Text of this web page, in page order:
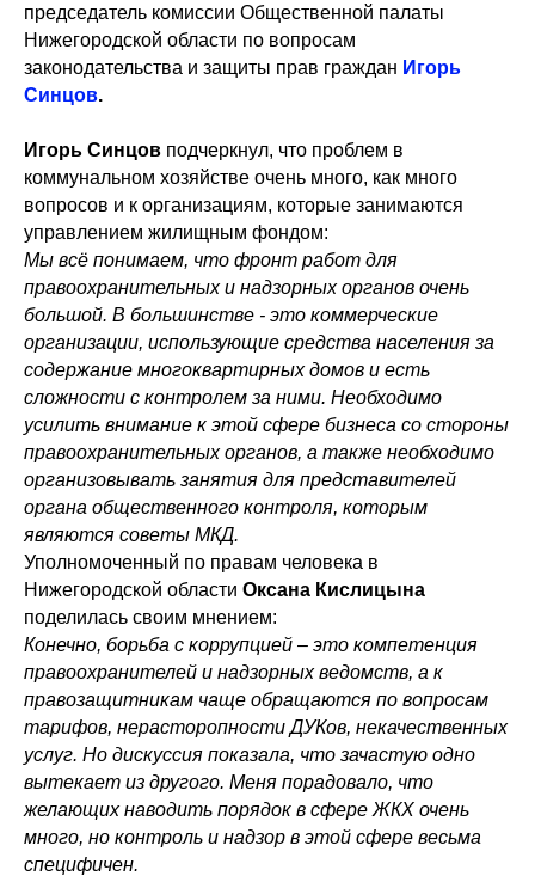
председатель комиссии Общественной палаты
Нижегородской области по вопросам
законодательства и защиты прав граждан Игорь
Синцов.
Игорь Синцов подчеркнул, что проблем в
коммунальном хозяйстве очень много, как много
вопросов и к организациям, которые занимаются
управлением жилищным фондом:
Мы всё понимаем, что фронт работ для
правоохранительных и надзорных органов очень
большой. В большинстве - это коммерческие
организации, использующие средства населения за
содержание многоквартирных домов и есть
сложности с контролем за ними. Необходимо
усилить внимание к этой сфере бизнеса со стороны
правоохранительных органов, а также необходимо
организовывать занятия для представителей
органа общественного контроля, которым
являются советы МКД.
Уполномоченный по правам человека в
Нижегородской области Оксана Кислицына
поделилась своим мнением:
Конечно, борьба с коррупцией – это компетенция
правоохранителей и надзорных ведомств, а к
правозащитникам чаще обращаются по вопросам
тарифов, нерасторопности ДУКов, некачественных
услуг. Но дискуссия показала, что зачастую одно
вытекает из другого. Меня порадовало, что
желающих наводить порядок в сфере ЖКХ очень
много, но контроль и надзор в этой сфере весьма
специфичен.